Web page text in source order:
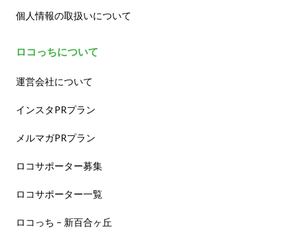
個人情報の取扱いについて
ロコっちについて
運営会社について
インスタPRプラン
メルマガPRプラン
ロコサポーター募集
ロコサポーター一覧
ロコっち – 新百合ヶ丘